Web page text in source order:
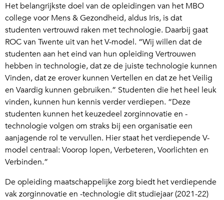
Het belangrijkste doel van de opleidingen van het MBO
college voor Mens & Gezondheid, aldus Iris, is dat
studenten vertrouwd raken met technologie. Daarbij gaat
ROC van Twente uit van het V-model. “Wij willen dat de
studenten aan het eind van hun opleiding Vertrouwen
hebben in technologie, dat ze de juiste technologie kunnen
Vinden, dat ze erover kunnen Vertellen en dat ze het Veilig
en Vaardig kunnen gebruiken.” Studenten die het heel leuk
vinden, kunnen hun kennis verder verdiepen. “Deze
studenten kunnen het keuzedeel zorginnovatie en -
technologie volgen om straks bij een organisatie een
aanjagende rol te vervullen. Hier staat het verdiepende V-
model centraal: Voorop lopen, Verbeteren, Voorlichten en
Verbinden.”
De opleiding maatschappelijke zorg biedt het verdiepende
vak zorginnovatie en -technologie dit studiejaar (2021-22)